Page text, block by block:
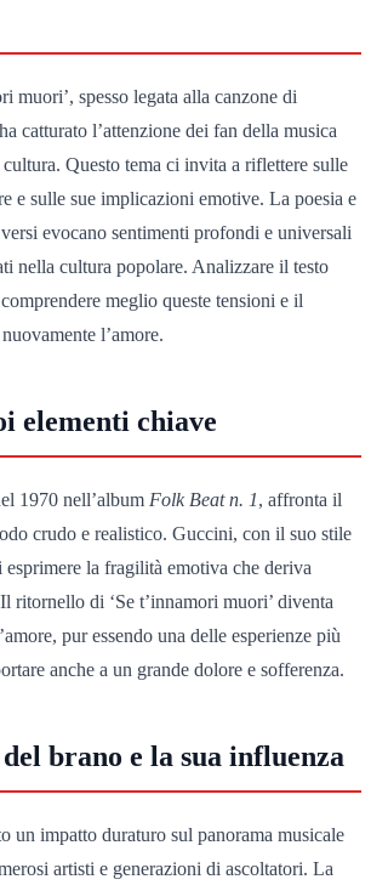
muori’, spesso legata alla canzone di
catturato l’attenzione dei fan della musica
Questo tema ci invita a riflettere sulle
e sulle sue implicazioni emotive. La poesia e
evocano sentimenti profondi e universali
nella cultura popolare. Analizzare il testo
meglio queste tensioni e il
l’amore.
elementi chiave
1970 nell’album Folk Beat n. 1, affronta il
crudo e realistico. Guccini, con il suo stile
esprimere la fragilità emotiva che deriva
ritornello di ‘Se t’innamori muori’ diventa
pur essendo una delle esperienze più
anche a un grande dolore e sofferenza.
brano e la sua influenza
un impatto duraturo sul panorama musicale
artisti e generazioni di ascoltatori. La